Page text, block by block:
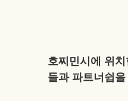
호찌민시에 위
들과 파트너쉽